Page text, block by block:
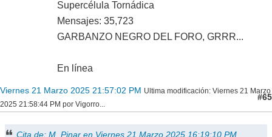
Supercélula Tornádica
Mensajes: 35,723
GARBANZO NEGRO DEL FORO, GRRR...
En línea
Viernes 21 Marzo 2025 21:57:02 PM Ultima modificación: Viernes 21 Marzo
2025 21:58:44 PM por Vigorro...
#65
Cita de: M_Pinar en Viernes 21 Marzo 2025 16:19:10 PM